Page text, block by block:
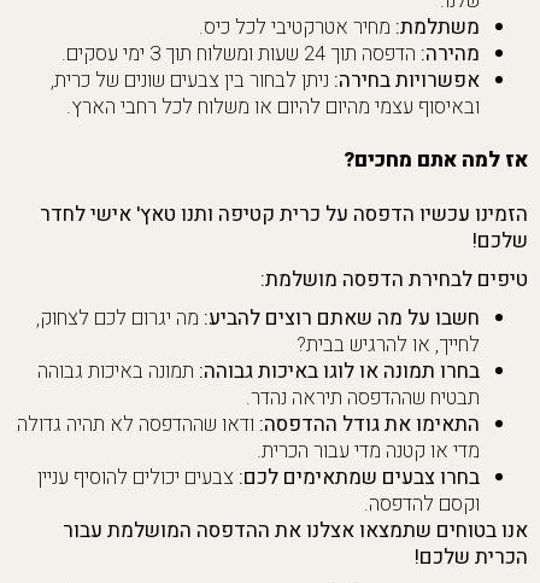
משתלמת: מחיר אטרקטיבי לכל כיס.
מהירה: הדפסה תוך 24 שעות ומשלוח תוך 3 ימי עסקים.
אפשרויות בחירה: ניתן לבחור בין צבעים שונים של כרית,
ובאיסוף עצמי מהיום להיום או משלוח לכל רחבי הארץ.
אז למה אתם מחכים?
הזמינו עכשיו הדפסה על כרית קטיפה ותנו טאץ' אישי לחדר
שלכם!
טיפים לבחירת הדפסה מושלמת:
חשבו על מה שאתם רוצים להביע: מה יגרום לכם לצחוק,
לחייך, או להרגיש בבית?
בחרו תמונה או לוגו באיכות גבוהה: תמונה באיכות גבוהה
תבטיח שההדפסה תיראה נהדר.
התאימו את גודל ההדפסה: ודאו שההדפסה לא תהיה גדולה
מדי או קטנה מדי עבור הכרית.
בחרו צבעים שמתאימים לכם: צבעים יכולים להוסיף עניין
וקסם להדפסה.
אנו בטוחים שתמצאו אצלנו את ההדפסה המושלמת עבור
הכרית שלכם!